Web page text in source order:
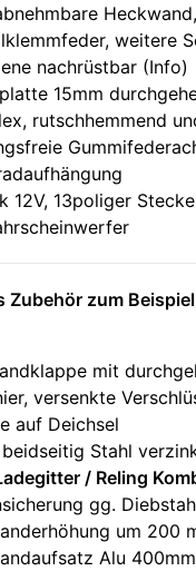
Heckwand,
weitere
nachrüstbar (Info)
15mm
rutschhemmend
12V, 13poliger
Zubehör zum
mit
versenkte
auf Deichsel
beidseitig Stahl
/ Reling
gg.
um 200
Alu